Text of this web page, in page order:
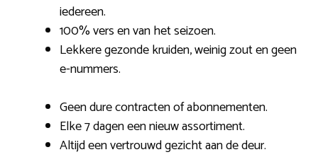
iedereen.
100% vers en van het seizoen.
Lekkere gezonde kruiden, weinig zout en geen
e-nummers.
Geen dure contracten of abonnementen.
Elke 7 dagen een nieuw assortiment.
Altijd een vertrouwd gezicht aan de deur.